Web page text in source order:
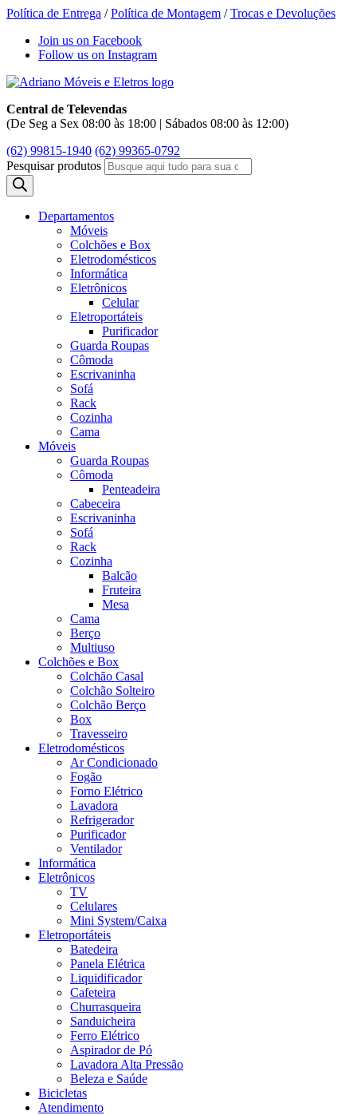
Política de Entrega /Política de Montagem /Trocas e Devoluções
Join us on Facebook
Follow us on Instagram
Central de Televendas
(De Seg a Sex 08:00 às 18:00 | Sábados 08:00 às 12:00)
(62) 99815-1940 (62) 99365-0792
Pesquisar produtos
Departamentos
Móveis
Colchões e Box
Eletrodomésticos
Informática
Eletrônicos
Celular
Eletroportáteis
Purificador
Guarda Roupas
Cômoda
Escrivaninha
Sofá
Rack
Cozinha
Cama
Móveis
Guarda Roupas
Cômoda
Penteadeira
Cabeceira
Escrivaninha
Sofá
Rack
Cozinha
Balcão
Fruteira
Mesa
Cama
Berço
Multiuso
Colchões e Box
Colchão Casal
Colchão Solteiro
Colchão Berço
Box
Travesseiro
Eletrodomésticos
Ar Condicionado
Fogão
Forno Elétrico
Lavadora
Refrigerador
Purificador
Ventilador
Informática
Eletrônicos
TV
Celulares
Mini System/Caixa
Eletroportáteis
Batedeira
Panela Elétrica
Liquidificador
Cafeteira
Churrasqueira
Sanduicheira
Ferro Elétrico
Aspirador de Pó
Lavadora Alta Pressão
Beleza e Saúde
Bicicletas
Atendimento